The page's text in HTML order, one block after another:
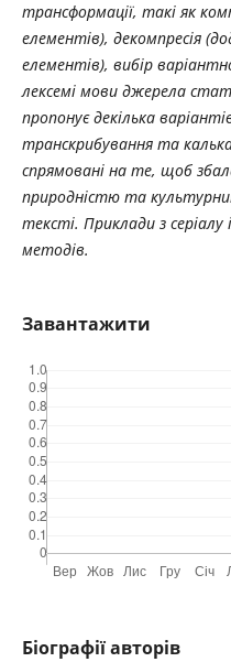
трансформації, такі як
елементів), декомпресія
елементів), вибір
лексемі мови джерела
пропонує декілька
транскрибування та
спрямовані на те, щоб
природністю та
тексті. Приклади з
методів.
Завантажити
Біографії авторів